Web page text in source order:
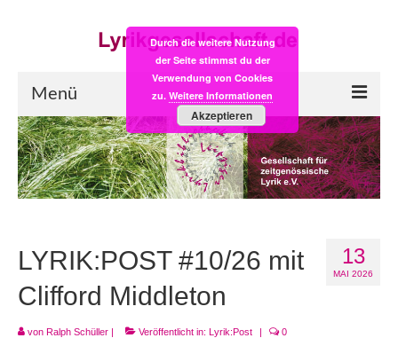
Menü
Start
LYRIK:POST
Einkaufsladen
Empfehlung des Monats
13
MAI 2026
LYRIK:POST #10/26 mit
Clifford Middleton
von Ralph Schüller | Veröffentlicht in: Lyrik:Post | 0
Durch die weitere Nutzung
der Seite stimmst du der
Verwendung von Cookies
zu. Weitere Informationen
Akzeptieren